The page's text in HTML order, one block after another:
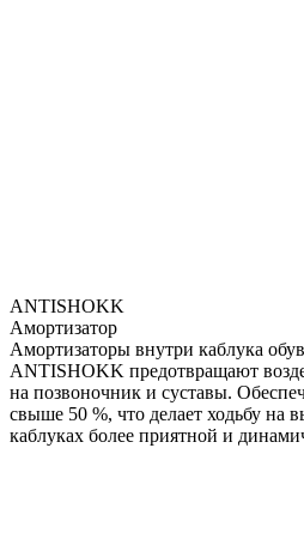
ANTISHOKK
Амортизатор
Амортизаторы внутри каблука
ANTISHOKK предотвращают
на позвоночник и суставы.
свыше 50 %, что делает ходьбу на
каблуках более приятной и